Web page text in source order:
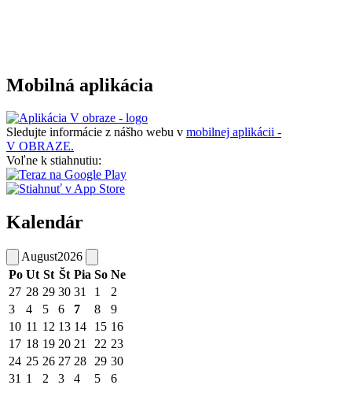
Mobilná aplikácia
Sledujte informácie z nášho webu v mobilnej aplikácii -
V OBRAZE.
Voľne k stiahnutiu:
Kalendár
August2026
Po Ut St Št Pia So Ne
27 28 29 30 31 1
2
3
4 5 6 7 8
9
10 11 12 13 14 15 16
17 18 19 20 21 22 23
24 25 26 27 28 29 30
31 1 2 3 4 5 6